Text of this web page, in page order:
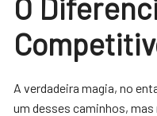
O
A verdadeira magia, no
um desses caminhos,